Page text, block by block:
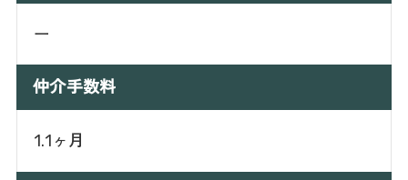
ー
仲介手数料
1.1ヶ月